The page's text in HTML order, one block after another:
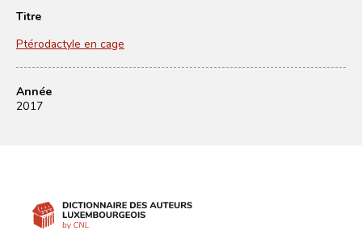
Titre
Ptérodactyle en cage
Année
2017